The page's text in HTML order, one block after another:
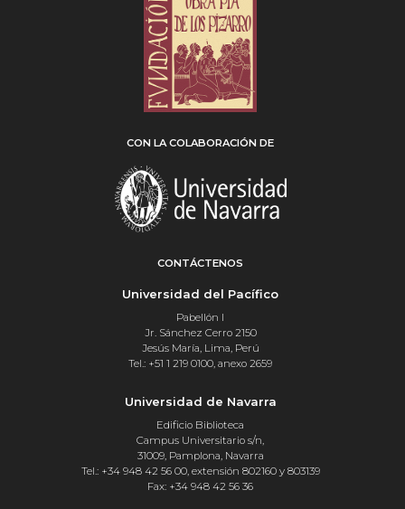
CON LA COLABORACIÓN DE
CONTÁCTENOS
Universidad del Pacífico
Pabellón I
Jr. Sánchez Cerro 2150
Jesús María, Lima, Perú
Tel.: +51 1 219 0100, anexo 2659
Universidad de Navarra
Edificio Biblioteca
Campus Universitario s/n,
31009, Pamplona, Navarra
Tel.: +34 948 42 56 00, extensión 802160 y 803139
Fax: +34 948 42 56 36